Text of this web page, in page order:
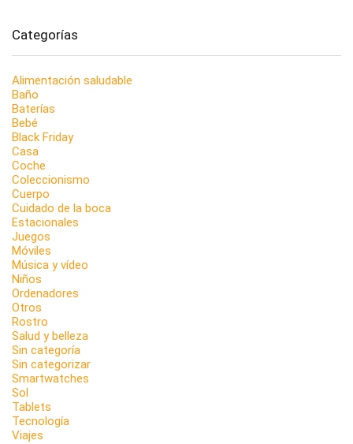
Categorías
Alimentación saludable
Baño
Baterías
Bebé
Black Friday
Casa
Coche
Coleccionismo
Cuerpo
Cuidado de la boca
Estacionales
Juegos
Móviles
Música y vídeo
Niños
Ordenadores
Otros
Rostro
Salud y belleza
Sin categoría
Sin categorizar
Smartwatches
Sol
Tablets
Tecnología
Viajes